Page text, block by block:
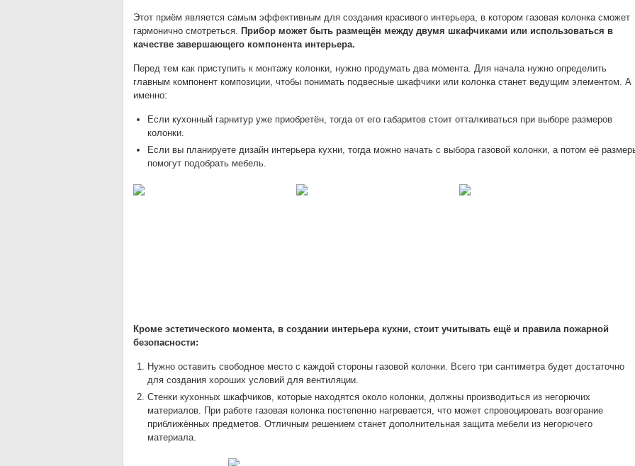
Этот приём является самым эффективным для создания красивого интерьера, в котором газовая колонка сможет
гармонично смотреться. Прибор может быть размещён между двумя шкафчиками или использоваться в
качестве завершающего компонента интерьера.
Перед тем как приступить к монтажу колонки, нужно продумать два момента. Для начала нужно определить
главным компонент композиции, чтобы понимать подвесные шкафчики или колонка станет ведущим элементом. А
именно:
Если кухонный гарнитур уже приобретён, тогда от его габаритов стоит отталкиваться при выборе размеров
колонки.
Если вы планируете дизайн интерьера кухни, тогда можно начать с выбора газовой колонки, а потом её
помогут подобрать мебель.
Кроме эстетического момента, в создании интерьера кухни, стоит учитывать ещё и правила пожарной
безопасности:
Нужно оставить свободное место с каждой стороны газовой колонки. Всего три сантиметра будет достаточно
для создания хороших условий для вентиляции.
Стенки кухонных шкафчиков, которые находятся около колонки, должны производиться из негорючих
материалов. При работе газовая колонка постепенно нагревается, что может спровоцировать возгорание
приближённых предметов. Отличным решением станет дополнительная защита мебели из негорючего
материала.